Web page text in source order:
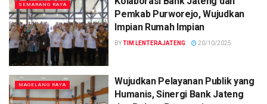
SEMARANG RAYA
Pemkab Purworejo, Wujudkan
Impian Rumah Impian
BYTIM LENTERAJATENG 20/10/2025
MAGELANG RAYA
Wujudkan Pelayanan Publik yang
Humanis, Sinergi Bank Jateng